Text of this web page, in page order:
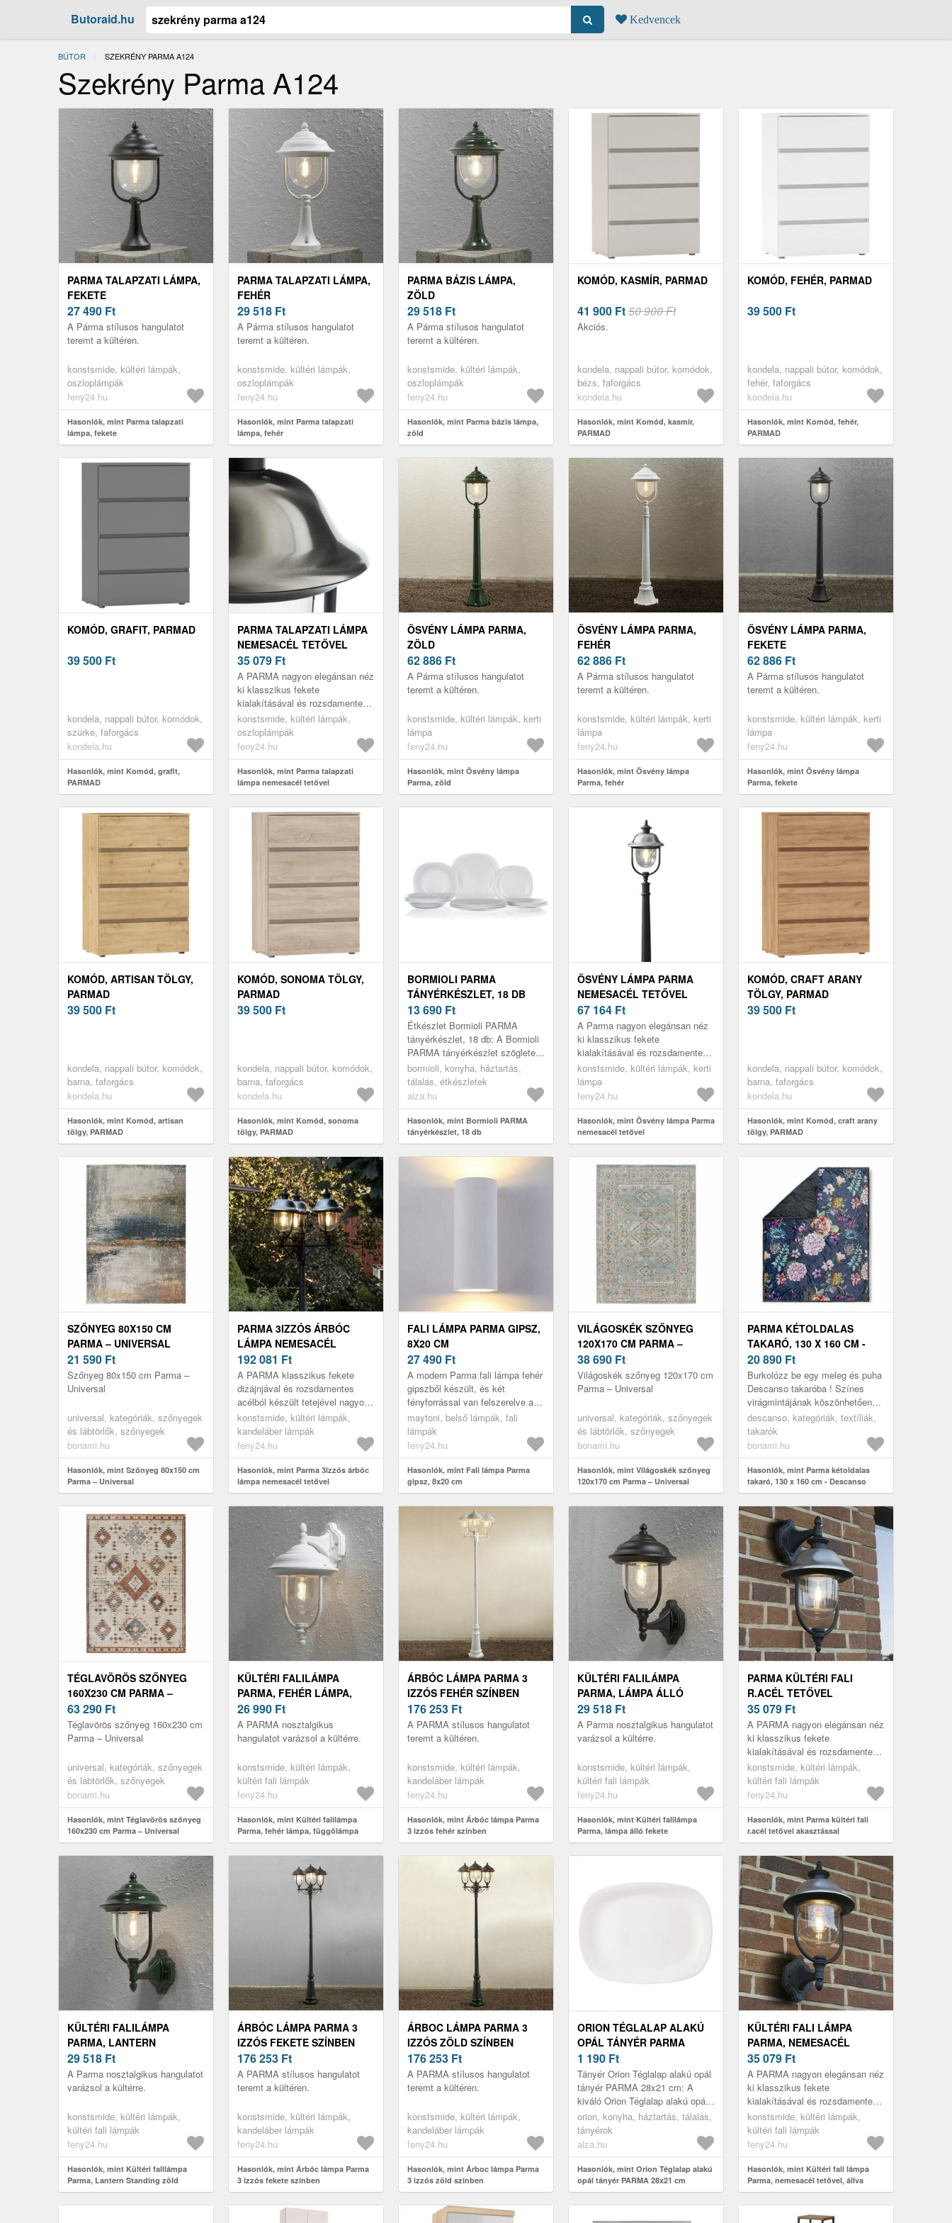
Butoraid.hu Kedvencek
BÚTOR JELENLEGI:
SZEKRÉNY PARMA A124
Szekrény Parma A124
PARMA TALAPZATI LÁMPA,
FEKETE
27 490 Ft
A Párma stílusos hangulatot
teremt a kültéren.
konstsmide, kültéri lámpák,
oszloplámpák
feny24.hu
Hasonlók, mint Parma talapzati
lámpa, fekete
PARMA TALAPZATI LÁMPA,
FEHÉR
29 518 Ft
A Párma stílusos hangulatot
teremt a kültéren.
konstsmide, kültéri lámpák,
oszloplámpák
feny24.hu
Hasonlók, mint Parma talapzati
lámpa, fehér
PARMA BÁZIS LÁMPA,
ZÖLD
29 518 Ft
A Párma stílusos hangulatot
teremt a kültéren.
konstsmide, kültéri lámpák,
oszloplámpák
feny24.hu
Hasonlók, mint Parma bázis lámpa,
zöld
KOMÓD, KASMÍR, PARMAD
41 900 Ft50 900 Ft
Akciós.
kondela, nappali bútor, komódok,
bézs, faforgács
kondela.hu
Hasonlók, mint Komód, kasmír,
PARMAD
KOMÓD, FEHÉR, PARMAD
39 500 Ft
kondela, nappali bútor, komódok,
fehér, faforgács
kondela.hu
Hasonlók, mint Komód, fehér,
PARMAD
KOMÓD, GRAFIT, PARMAD
39 500 Ft
kondela, nappali bútor, komódok,
szürke, faforgács
kondela.hu
Hasonlók, mint Komód, grafit,
PARMAD
PARMA TALAPZATI LÁMPA
NEMESACÉL TETŐVEL
35 079 Ft
A PARMA nagyon elegánsan néz
ki klasszikus fekete
kialakításával és rozsdamentes
acél tetővel
konstsmide, kültéri lámpák,
oszloplámpák
feny24.hu
Hasonlók, mint Parma talapzati
lámpa nemesacél tetővel
ÖSVÉNY LÁMPA PARMA,
ZÖLD
62 886 Ft
A Párma stílusos hangulatot
teremt a kültéren.
konstsmide, kültéri lámpák, kerti
lámpa
feny24.hu
Hasonlók, mint Ösvény lámpa
Parma, zöld
ÖSVÉNY LÁMPA PARMA,
FEHÉR
62 886 Ft
A Párma stílusos hangulatot
teremt a kültéren.
konstsmide, kültéri lámpák, kerti
lámpa
feny24.hu
Hasonlók, mint Ösvény lámpa
Parma, fehér
ÖSVÉNY LÁMPA PARMA,
FEKETE
62 886 Ft
A Párma stílusos hangulatot
teremt a kültéren.
konstsmide, kültéri lámpák, kerti
lámpa
feny24.hu
Hasonlók, mint Ösvény lámpa
Parma, fekete
KOMÓD, ARTISAN TÖLGY,
PARMAD
39 500 Ft
kondela, nappali bútor, komódok,
barna, faforgács
kondela.hu
Hasonlók, mint Komód, artisan
tölgy, PARMAD
KOMÓD, SONOMA TÖLGY,
PARMAD
39 500 Ft
kondela, nappali bútor, komódok,
barna, faforgács
kondela.hu
Hasonlók, mint Komód, sonoma
tölgy, PARMAD
BORMIOLI PARMA
TÁNYÉRKÉSZLET, 18 DB
13 690 Ft
Étkészlet Bormioli PARMA
tányérkészlet, 18 db: A Bormioli
PARMA tányérkészlet szögletes
kivitelben 6 lapostányért, 6
mélytányért és 6 desszertes tá...
bormioli, konyha, háztartás,
tálalás, étkészletek
alza.hu
Hasonlók, mint Bormioli PARMA
tányérkészlet, 18 db
ÖSVÉNY LÁMPA PARMA
NEMESACÉL TETŐVEL
67 164 Ft
A Parma nagyon elegánsan néz
ki klasszikus fekete
kialakításával és rozsdamentes
acél tetővel
konstsmide, kültéri lámpák, kerti
lámpa
feny24.hu
Hasonlók, mint Ösvény lámpa Parma
nemesacél tetővel
KOMÓD, CRAFT ARANY
TÖLGY, PARMAD
39 500 Ft
kondela, nappali bútor, komódok,
barna, faforgács
kondela.hu
Hasonlók, mint Komód, craft arany
tölgy, PARMAD
SZŐNYEG 80X150 CM
PARMA – UNIVERSAL
21 590 Ft
Szőnyeg 80x150 cm Parma –
Universal
universal, kategóriák, szőnyegek
és lábtörlők, szőnyegek
bonami.hu
Hasonlók, mint Szőnyeg 80x150 cm
Parma – Universal
PARMA 3IZZÓS ÁRBÓC
LÁMPA NEMESACÉL
TETŐVEL
192 081 Ft
A PARMA klasszikus fekete
dizájnjával és rozsdamentes
acélból készült tetejével nagyon
elegánsan néz ki
konstsmide, kültéri lámpák,
kandeláber lámpák
feny24.hu
Hasonlók, mint Parma 3izzós árbóc
lámpa nemesacél tetővel
FALI LÁMPA PARMA GIPSZ,
8X20 CM
27 490 Ft
A modern Parma fali lámpa fehér
gipszből készült, és két
fényforrással van felszerelve a
felfelé és lefelé világító fény
érdekében. A lámpatest bár...
maytoni, belső lámpák, fali
lámpák
feny24.hu
Hasonlók, mint Fali lámpa Parma
gipsz, 8x20 cm
VILÁGOSKÉK SZŐNYEG
120X170 CM PARMA –
UNIVERSAL
38 690 Ft
Világoskék szőnyeg 120x170 cm
Parma – Universal
universal, kategóriák, szőnyegek
és lábtörlők, szőnyegek
bonami.hu
Hasonlók, mint Világoskék szőnyeg
120x170 cm Parma – Universal
PARMA KÉTOLDALAS
TAKARÓ, 130 X 160 CM -
DESCANSO
20 890 Ft
Burkolózz be egy meleg és puha
Descanso takaróba ! Színes
virágmintájának köszönhetően
akkor is remekül néz ki, ha csak
úgy lazán rádobod a kanapér...
descanso, kategóriák, textíliák,
takarók
bonami.hu
Hasonlók, mint Parma kétoldalas
takaró, 130 x 160 cm - Descanso
TÉGLAVÖRÖS SZŐNYEG
160X230 CM PARMA –
UNIVERSAL
63 290 Ft
Téglavörös szőnyeg 160x230 cm
Parma – Universal
universal, kategóriák, szőnyegek
és lábtörlők, szőnyegek
bonami.hu
Hasonlók, mint Téglavörös szőnyeg
160x230 cm Parma – Universal
KÜLTÉRI FALILÁMPA
PARMA, FEHÉR LÁMPA,
FÜGGŐLÁMPA
26 990 Ft
A PARMA nosztalgikus
hangulatot varázsol a kültérre.
konstsmide, kültéri lámpák,
kültéri fali lámpák
feny24.hu
Hasonlók, mint Kültéri falilámpa
Parma, fehér lámpa, függőlámpa
ÁRBÓC LÁMPA PARMA 3
IZZÓS FEHÉR SZÍNBEN
176 253 Ft
A PARMA stílusos hangulatot
teremt a kültéren.
konstsmide, kültéri lámpák,
kandeláber lámpák
feny24.hu
Hasonlók, mint Árbóc lámpa Parma
3 izzós fehér színben
KÜLTÉRI FALILÁMPA
PARMA, LÁMPA ÁLLÓ
FEKETE
29 518 Ft
A Parma nosztalgikus hangulatot
varázsol a kültérre.
konstsmide, kültéri lámpák,
kültéri fali lámpák
feny24.hu
Hasonlók, mint Kültéri falilámpa
Parma, lámpa álló fekete
PARMA KÜLTÉRI FALI
R.ACÉL TETŐVEL
AKASZTÁSSAL
35 079 Ft
A PARMA nagyon elegánsan néz
ki klasszikus fekete
kialakításával és rozsdamentes
acél tetővel
konstsmide, kültéri lámpák,
kültéri fali lámpák
feny24.hu
Hasonlók, mint Parma kültéri fali
r.acél tetővel akasztással
KÜLTÉRI FALILÁMPA
PARMA, LANTERN
STANDING ZÖLD
29 518 Ft
A Parma nosztalgikus hangulatot
varázsol a kültérre.
konstsmide, kültéri lámpák,
kültéri fali lámpák
feny24.hu
Hasonlók, mint Kültéri falilámpa
Parma, Lantern Standing zöld
ÁRBÓC LÁMPA PARMA 3
IZZÓS FEKETE SZÍNBEN
176 253 Ft
A PARMA stílusos hangulatot
teremt a kültéren.
konstsmide, kültéri lámpák,
kandeláber lámpák
feny24.hu
Hasonlók, mint Árbóc lámpa Parma
3 izzós fekete színben
ÁRBOC LÁMPA PARMA 3
IZZÓS ZÖLD SZÍNBEN
176 253 Ft
A PARMA stílusos hangulatot
teremt a kültéren.
konstsmide, kültéri lámpák,
kandeláber lámpák
feny24.hu
Hasonlók, mint Árboc lámpa Parma
3 izzós zöld színben
ORION TÉGLALAP ALAKÚ
OPÁL TÁNYÉR PARMA
28X21 CM
1 190 Ft
Tányér Orion Téglalap alakú opál
tányér PARMA 28x21 cm: A
kiváló Orion Téglalap alakú opál
tányér PARMA 28x21 cm kiemelt
tulajdonságai A stílusos O...
orion, konyha, háztartás, tálalás,
tányérok
alza.hu
Hasonlók, mint Orion Téglalap alakú
opál tányér PARMA 28x21 cm
KÜLTÉRI FALI LÁMPA
PARMA, NEMESACÉL
TETŐVEL, ÁLLVA
35 079 Ft
A PARMA nagyon elegánsan néz
ki klasszikus fekete
kialakításával és rozsdamentes
acél tetővel
konstsmide, kültéri lámpák,
kültéri fali lámpák
feny24.hu
Hasonlók, mint Kültéri fali lámpa
Parma, nemesacél tetővel, állva